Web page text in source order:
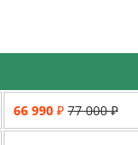
66 990 ₽ 77 000 ₽